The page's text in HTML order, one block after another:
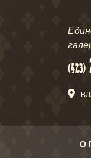
О